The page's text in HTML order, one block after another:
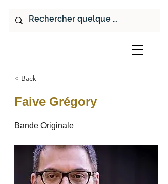
< Back
Faive Grégory
Bande Originale